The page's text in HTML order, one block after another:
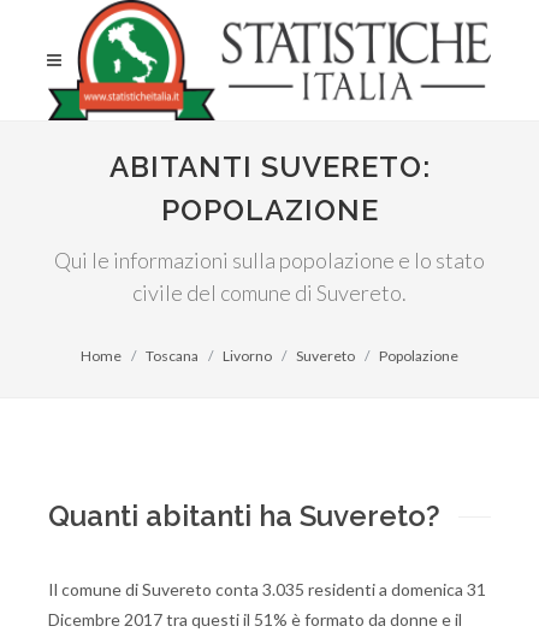
ABITANTI SUVERETO:
POPOLAZIONE
Qui le informazioni sulla popolazione e lo stato
civile del comune di Suvereto.
Home Toscana Livorno Suvereto Popolazione
Quanti abitanti ha Suvereto?
Il comune di Suvereto conta 3.035 residenti a domenica 31
Dicembre 2017 tra questi il 51% è formato da donne e il